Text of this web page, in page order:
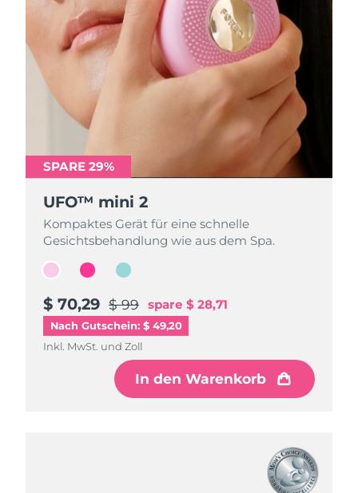
SPARE 29%
UFO™ mini 2
Kompaktes Gerät für eine schnelle
Gesichtsbehandlung wie aus dem Spa.
$ 70,29 $ 99 spare $ 28,71
Nach Gutschein: $ 49,20
Inkl. MwSt. und Zoll
In den Warenkorb
SPARE 29%
UFO™ mini 2
Kompaktes Gerät für eine schnelle
Gesichtsbehandlung wie aus dem Spa.
$ 70,29 $ 99 spare $ 28,71
Inkl. MwSt. und Zoll
In den Warenkorb
SPARE 29%
UFO™ mini 2
Kompaktes Gerät für eine schnelle
Gesichtsbehandlung wie aus dem Spa.
$ 70,29 $ 99 spare $ 28,71
Inkl. MwSt. und Zoll
In den Warenkorb